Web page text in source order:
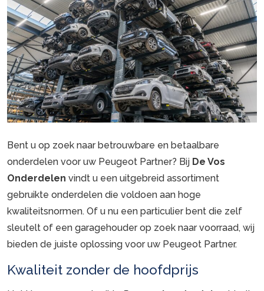
Bent u op zoek naar betrouwbare en betaalbare
onderdelen voor uw Peugeot Partner? Bij De Vos
Onderdelen vindt u een uitgebreid assortiment
gebruikte onderdelen die voldoen aan hoge
kwaliteitsnormen. Of u nu een particulier bent die zelf
sleutelt of een garagehouder op zoek naar voorraad, wij
bieden de juiste oplossing voor uw Peugeot Partner.
Kwaliteit zonder de hoofdprijs